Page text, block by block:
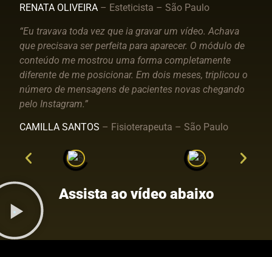
RENATA OLIVEIRA – Esteticista – São Paulo
“Eu travava toda vez que ia gravar um vídeo. Achava
que precisava ser perfeita para aparecer. O módulo de
conteúdo me mostrou uma forma completamente
diferente de me posicionar. Em dois meses, triplicou o
número de mensagens de pacientes novas chegando
pelo Instagram.”
CAMILLA SANTOS – Fisioterapeuta – São Paulo
Assista ao vídeo abaixo